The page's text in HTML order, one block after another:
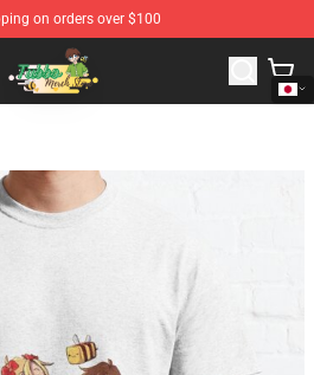
on orders over $100
Tubbo Merchandise Shop